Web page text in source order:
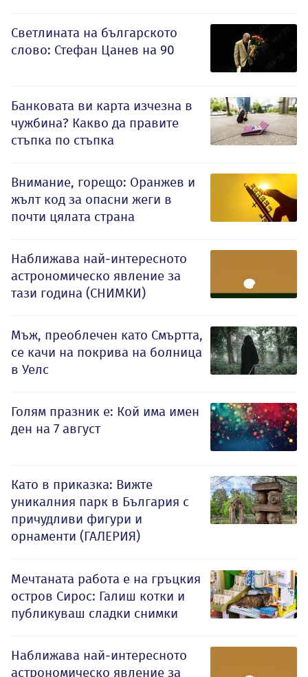
Светлината на българското
слово: Стефан Цанев на 90
Банковата ви карта изчезна в
чужбина? Какво да правите
стъпка по стъпка
Внимание, горещо: Оранжев и
жълт код за опасни жеги в
почти цялата страна
Наближава най-интересното
астрономическо явление за
тази година (СНИМКИ)
Мъж, преоблечен като Смъртта,
се качи на покрива на болница
в Уелс
Голям празник е: Кой има имен
ден на 7 август
Като в приказка: Вижте
уникалния парк в България с
причудливи фигури и
орнаменти (ГАЛЕРИЯ)
Мечтаната работа е на гръцкия
остров Сирос: Галиш котки и
публикуваш сладки снимки
Наближава най-интересното
астрономическо явление за